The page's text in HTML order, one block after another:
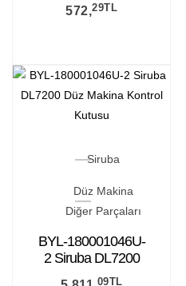
572,29TL
Siruba
Düz Makina
Diğer Parçaları
BYL-180001046U-
2 Siruba DL7200
Düz Makina
09TL